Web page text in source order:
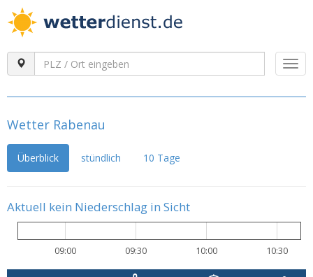
Wetter Rabenau
Überblick stündlich 10 Tage
Aktuell kein Niederschlag in Sicht
09:00 09:30 10:00 10:30